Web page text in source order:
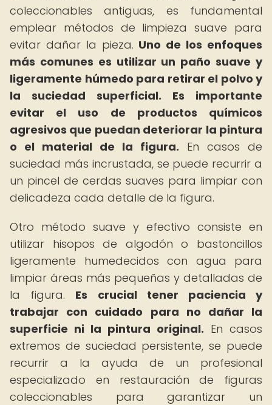
coleccionables antiguas, es fundamental
emplear métodos de limpieza suave para
evitar dañar la pieza. Uno de los enfoques
más comunes es utilizar un paño suave y
ligeramente húmedo para retirar el polvo y
la suciedad superficial.
Es importante
evitar el uso de productos químicos
agresivos que puedan deteriorar la pintura
o el material de la figura. En casos de
suciedad más incrustada, se puede recurrir a
un pincel de cerdas suaves para limpiar con
delicadeza cada detalle de la figura.
Otro método suave y efectivo consiste en
utilizar hisopos de algodón o bastoncillos
ligeramente humedecidos con agua para
limpiar áreas más pequeñas y detalladas de
la figura. Es crucial tener paciencia y
trabajar con cuidado para no dañar la
superficie ni la pintura original. En casos
extremos de suciedad persistente, se puede
recurrir a la ayuda de un profesional
especializado en restauración de figuras
coleccionables para garantizar un